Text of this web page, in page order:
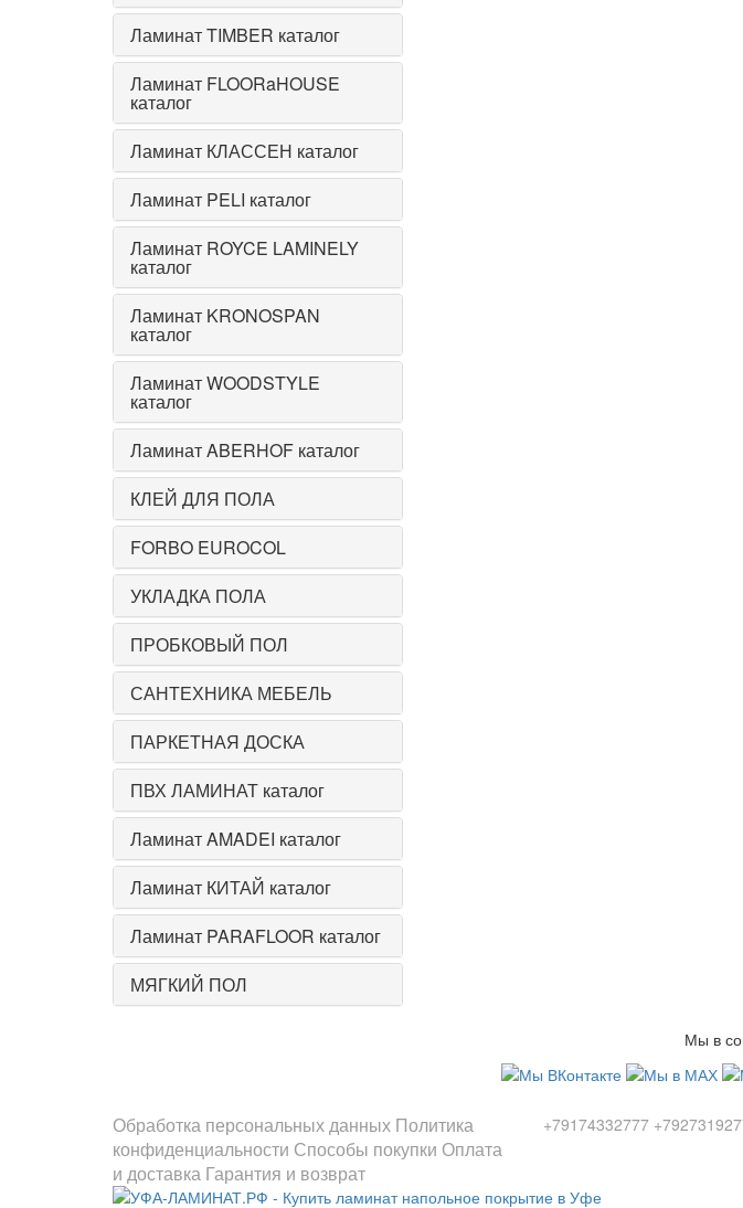
Ламинат TIMBER каталог
Ламинат FLOORaHOUSE
каталог
Ламинат КЛАССЕН каталог
Ламинат PELI каталог
Ламинат ROYCE LAMINELY
каталог
Ламинат KRONOSPAN
каталог
Ламинат WOODSTYLE
каталог
Ламинат ABERHOF каталог
КЛЕЙ ДЛЯ ПОЛА
FORBO EUROCOL
УКЛАДКА ПОЛА
ПРОБКОВЫЙ ПОЛ
САНТЕХНИКА МЕБЕЛЬ
ПАРКЕТНАЯ ДОСКА
ПВХ ЛАМИНАТ каталог
Ламинат AMADEI каталог
Ламинат КИТАЙ каталог
Ламинат PARAFLOOR каталог
МЯГКИЙ ПОЛ
Мы в
Обработка персональных данных Политика
конфиденциальности Способы покупки Оплата
и доставка Гарантия и возврат
+79174332777